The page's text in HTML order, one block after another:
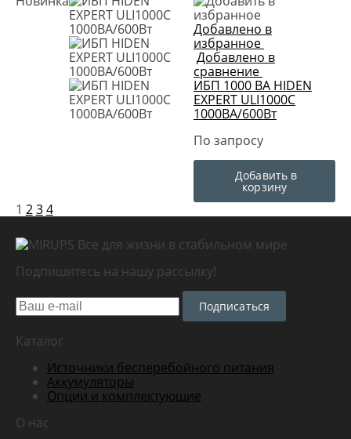
Добавлено в
избранное
Добавлено в
сравнение
ИБП 1000 ВА HIDEN
EXPERT ULI1000C
1000ВА/600Вт
По запросу
Добавить в
корзину
1 2 3 4
Все для жизни в стабильном мире
Подпишитесь на нашу рассылку!
Подписаться
Каталог
Источники бесперебойного питания
Аккумуляторы
Опции и комплектующие
О нас